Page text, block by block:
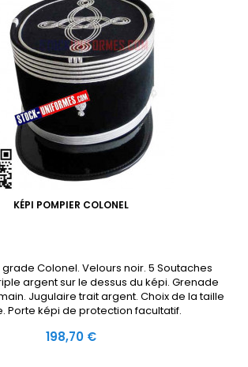
KÉPI POMPIER COLONEL
Colonel. Velours noir. 5 Soutaches
argent sur le dessus du képi. Grenade
Jugulaire trait argent. Choix de la taille
Porte képi de protection facultatif.
Prix
198,70 €